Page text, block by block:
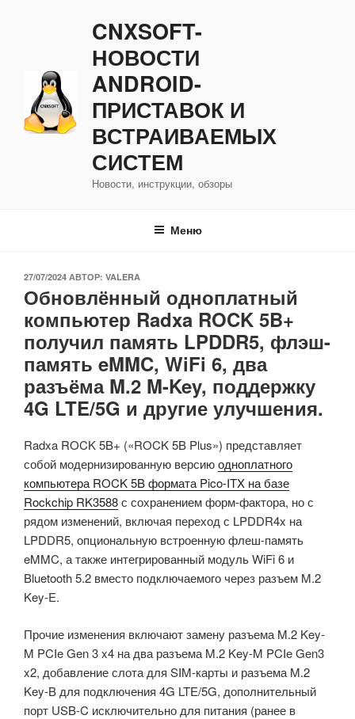
CNXSOFT-
НОВОСТИ
ANDROID-
ПРИСТАВОК И
ВСТРАИВАЕМЫХ
СИСТЕМ
Новости, инструкции, обзоры
Меню
ОПУБЛИКОВАНО
27/07/2024 АВТОР: VALERA
Обновлённый одноплатный
компьютер Radxa ROCK 5B+
получил память LPDDR5, флэш-
память eMMC, WiFi 6, два
разъёма M.2 M-Key, поддержку
4G LTE/5G и другие улучшения.
Radxa ROCK 5B+ («ROCK 5B Plus») представляет
собой модернизированную версиюодноплатного
компьютера ROCK 5B формата Pico-ITX на базе
Rockchip RK3588с сохранением форм-фактора, но с
рядом изменений, включая переход с LPDDR4x на
LPDDR5, опциональную встроенную флеш-память
eMMC, а также интегрированный модуль WiFi 6 и
Bluetooth 5.2 вместо подключаемого через разъем M.2
Key-E.
Прочие изменения включают замену разъема M.2 Key-
M PCIe Gen 3 x4 на два разъема M.2 Key-M PCIe Gen3
x2, добавление слота для SIM-карты и разъема M.2
Key-B для подключения 4G LTE/5G, дополнительный
порт USB-C исключительно для питания (ранее в